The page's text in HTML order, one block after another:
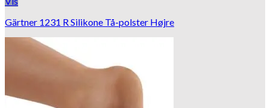
Gärtner 1231 R Silikone Tå-polster Højre